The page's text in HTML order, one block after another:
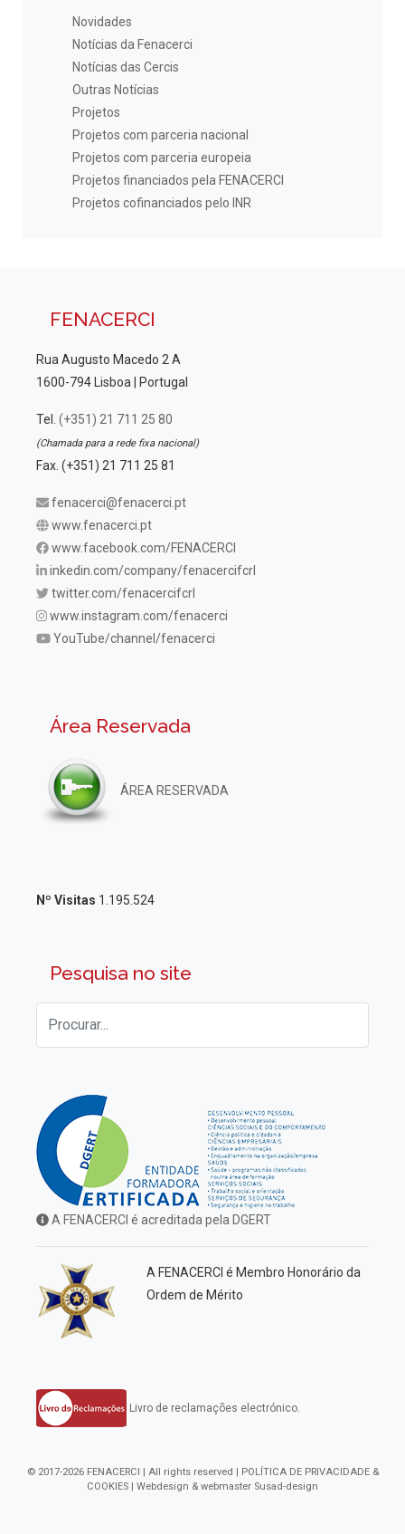
Novidades
Notícias da Fenacerci
Notícias das Cercis
Outras Notícias
Projetos
Projetos com parceria nacional
Projetos com parceria europeia
Projetos financiados pela FENACERCI
Projetos cofinanciados pelo INR
FENACERCI
Rua Augusto Macedo 2 A
1600-794 Lisboa | Portugal
Tel. (+351) 21 711 25 80
(Chamada para a rede fixa nacional)
Fax. (+351) 21 711 25 81
fenacerci@fenacerci.pt
www.fenacerci.pt
www.facebook.com/FENACERCI
inkedin.com/company/fenacercifcrl
twitter.com/fenacercifcrl
www.instagram.com/fenacerci
YouTube/channel/fenacerci
Área Reservada
ÁREA RESERVADA
Nº Visitas 1.195.524
Pesquisa no site
A FENACERCI é acreditada pela DGERT
A FENACERCI é Membro Honorário da
Ordem de Mérito
Livro de reclamações electrónico.
© 2017-2026 FENACERCI | All rights reserved | POLÍTICA DE PRIVACIDADE &
COOKIES | Webdesign & webmaster Susad-design